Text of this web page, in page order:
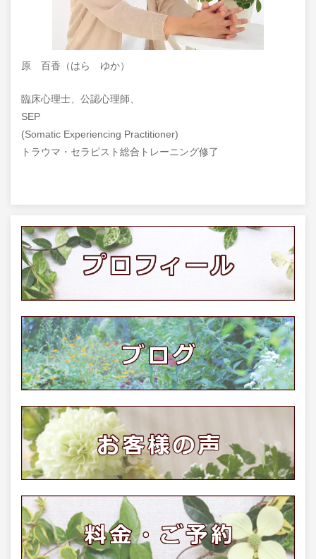
原 百香（はら ゆか）
臨床心理士、公認心理師、
SEP
(Somatic Experiencing Practitioner)
トラウマ・セラピスト総合トレーニング修了